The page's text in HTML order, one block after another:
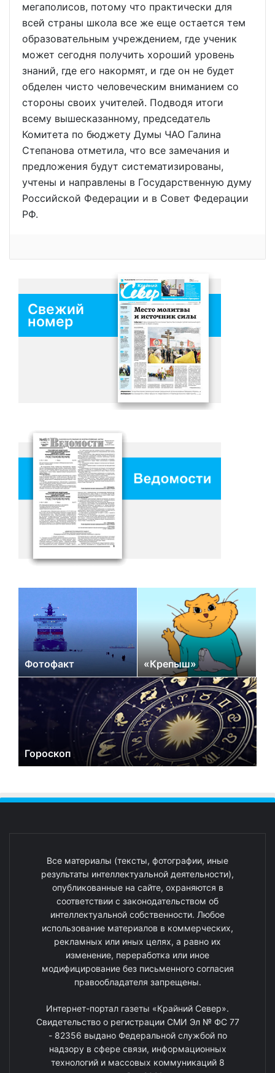
мегаполисов, потому что практически для
всей страны школа все же еще остается тем
образовательным учреждением, где ученик
может сегодня получить хороший уровень
знаний, где его накормят, и где он не будет
обделен чисто человеческим вниманием со
стороны своих учителей. Подводя итоги
всему вышесказанному, председатель
Комитета по бюджету Думы ЧАО Галина
Степанова отметила, что все замечания и
предложения будут систематизированы,
учтены и направлены в Государственную думу
Российской Федерации и в Совет Федерации
РФ.
Свежий
номер
Фотофакт «Крепыш»
Гороскоп
Все материалы (тексты, фотографии, иные
результаты интеллектуальной деятельности),
опубликованные на сайте, охраняются в
соответствии с законодательством об
интеллектуальной собственности. Любое
использование материалов в коммерческих,
рекламных или иных целях, а равно их
изменение, переработка или иное
модифицирование без письменного согласия
правообладателя запрещены.
Интернет-портал газеты «Крайний Север».
Свидетельство о регистрации СМИ Эл № ФС 77
- 82356 выдано Федеральной службой по
надзору в сфере связи, информационных
технологий и массовых коммуникаций 8